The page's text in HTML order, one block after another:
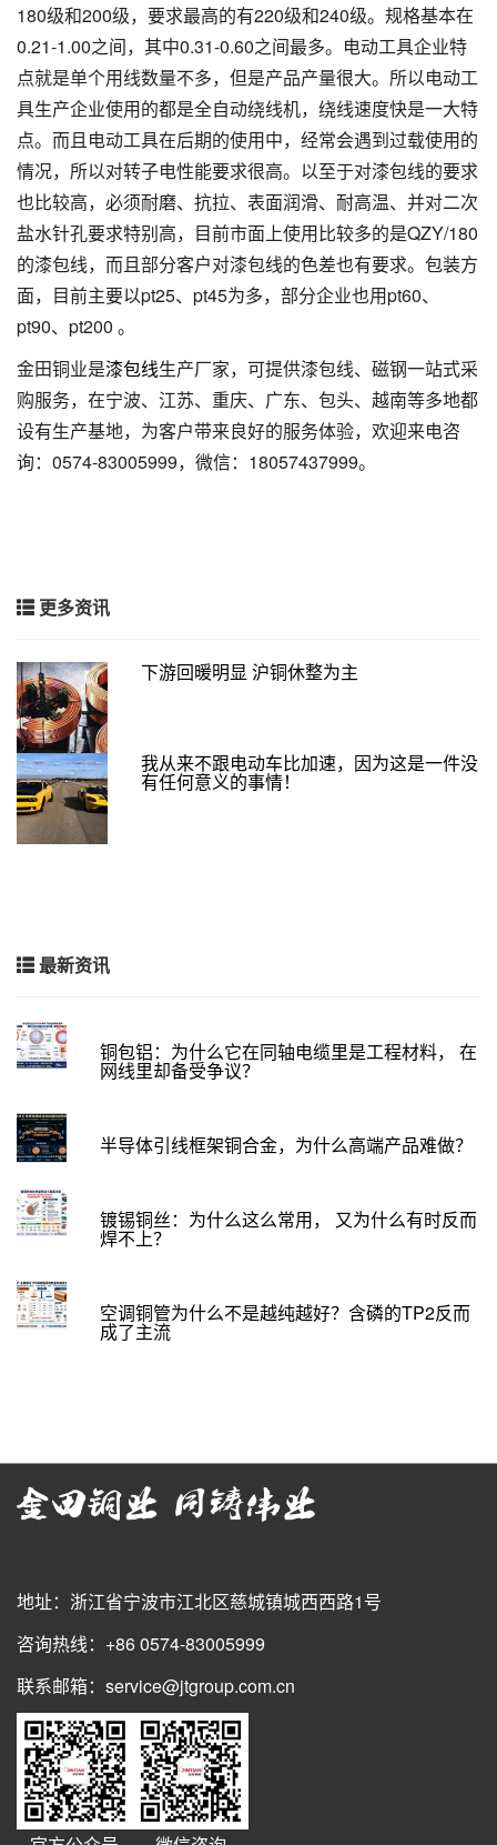
180级和200级，要求最高的有220级和240级。规格基本在
0.21-1.00之间，其中0.31-0.60之间最多。电动工具企业特
点就是单个用线数量不多，但是产品产量很大。所以电动工
具生产企业使用的都是全自动绕线机，绕线速度快是一大特
点。而且电动工具在后期的使用中，经常会遇到过载使用的
情况，所以对转子电性能要求很高。以至于对漆包线的要求
也比较高，必须耐磨、抗拉、表面润滑、耐高温、并对二次
盐水针孔要求特别高，目前市面上使用比较多的是QZY/180
的漆包线，而且部分客户对漆包线的色差也有要求。包装方
面，目前主要以pt25、pt45为多，部分企业也用pt60、
pt90、pt200 。
金田铜业是漆包线生产厂家，可提供漆包线、磁钢一站式采
购服务，在宁波、江苏、重庆、广东、包头、越南等多地都
设有生产基地，为客户带来良好的服务体验，欢迎来电咨
询：0574-83005999，微信：18057437999。
更多资讯
下游回暖明显 沪铜休整为主
我从来不跟电动车比加速，因为这是一件没
有任何意义的事情！
最新资讯
铜包铝：为什么它在同轴电缆里是工程材料， 在
网线里却备受争议？
半导体引线框架铜合金，为什么高端产品难做？
镀锡铜丝：为什么这么常用， 又为什么有时反而
焊不上？
空调铜管为什么不是越纯越好？含磷的TP2反而
成了主流
地址：浙江省宁波市江北区慈城镇城西西路1号
咨询热线：+86 0574-83005999
联系邮箱：service@jtgroup.com.cn